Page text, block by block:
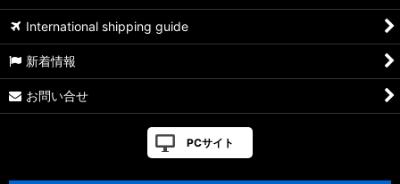
International shipping guide
新着情報
お問い合せ
PCサイト